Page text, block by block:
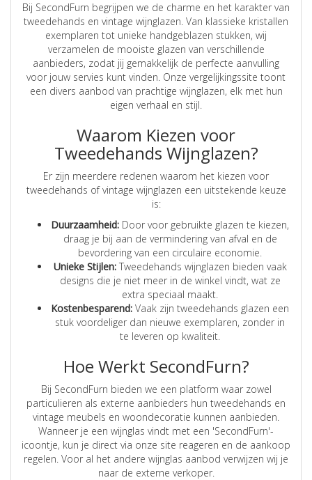
Bij SecondFurn begrijpen we de charme en het karakter van
tweedehands en vintage wijnglazen. Van klassieke kristallen
exemplaren tot unieke handgeblazen stukken, wij
verzamelen de mooiste glazen van verschillende
aanbieders, zodat jij gemakkelijk de perfecte aanvulling
voor jouw servies kunt vinden. Onze vergelijkingssite toont
een divers aanbod van prachtige wijnglazen, elk met hun
eigen verhaal en stijl.
Waarom Kiezen voor
Tweedehands Wijnglazen?
Er zijn meerdere redenen waarom het kiezen voor
tweedehands of vintage wijnglazen een uitstekende keuze
is:
Duurzaamheid: Door voor gebruikte glazen te kiezen,
draag je bij aan de vermindering van afval en de
bevordering van een circulaire economie.
Unieke Stijlen:Tweedehands wijnglazen bieden vaak
designs die je niet meer in de winkel vindt, wat ze
extra speciaal maakt.
Kostenbesparend: Vaak zijn tweedehands glazen een
stuk voordeliger dan nieuwe exemplaren, zonder in
te leveren op kwaliteit.
Hoe Werkt SecondFurn?
Bij SecondFurn bieden we een platform waar zowel
particulieren als externe aanbieders hun tweedehands en
vintage meubels en woondecoratie kunnen aanbieden.
Wanneer je een wijnglas vindt met een 'SecondFurn'-
icoontje, kun je direct via onze site reageren en de aankoop
regelen. Voor al het andere wijnglas aanbod verwijzen wij je
naar de externe verkoper.